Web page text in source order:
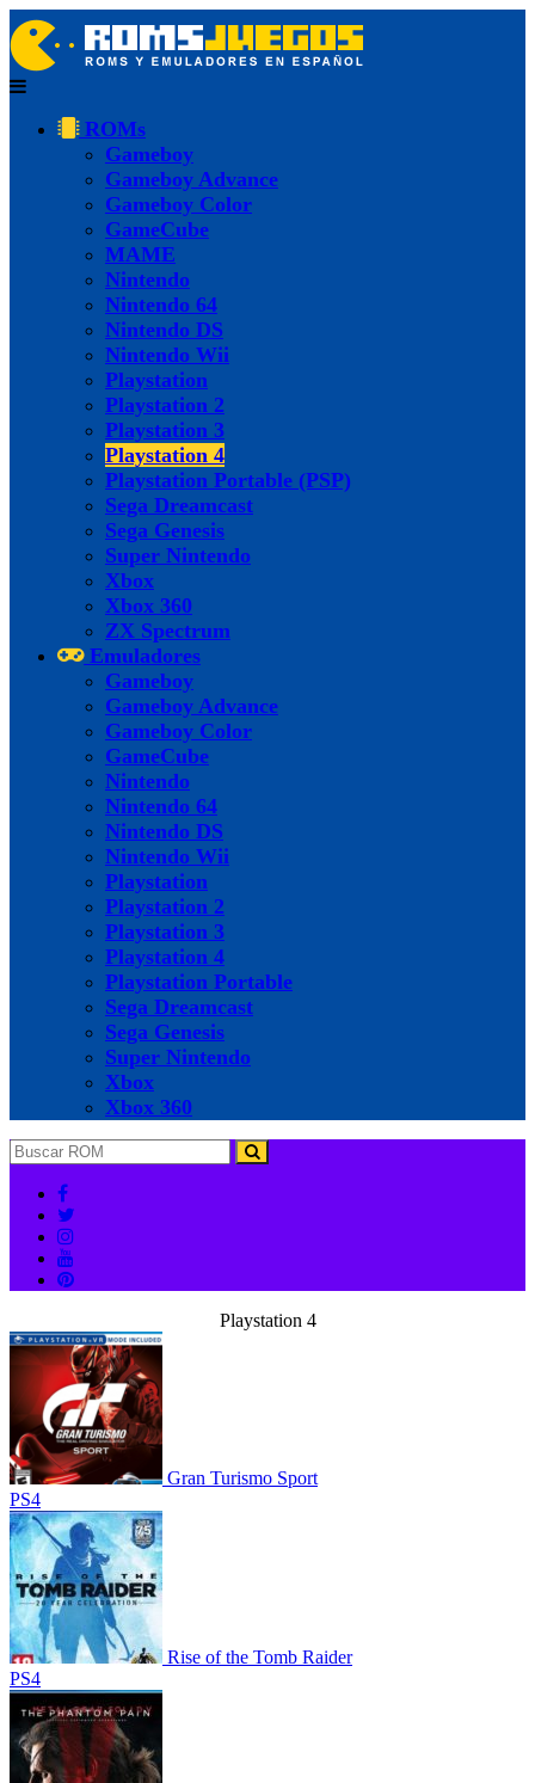
ROMs
Gameboy
Gameboy Advance
Gameboy Color
GameCube
MAME
Nintendo
Nintendo 64
Nintendo DS
Nintendo Wii
Playstation
Playstation 2
Playstation 3
Playstation 4
Playstation Portable (PSP)
Sega Dreamcast
Sega Genesis
Super Nintendo
Xbox
Xbox 360
ZX Spectrum
Emuladores
Gameboy
Gameboy Advance
Gameboy Color
GameCube
Nintendo
Nintendo 64
Nintendo DS
Nintendo Wii
Playstation
Playstation 2
Playstation 3
Playstation 4
Playstation Portable
Sega Dreamcast
Sega Genesis
Super Nintendo
Xbox
Xbox 360
Playstation 4
Gran Turismo Sport
PS4
Rise of the Tomb Raider
PS4